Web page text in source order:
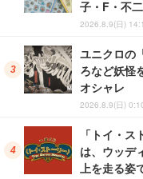
子・F・不
2026.8.9(日)
ユニクロの
ろなど妖怪
オシャレ
2026.8.9(日)
「トイ・
は、ウッデ
上を走る姿